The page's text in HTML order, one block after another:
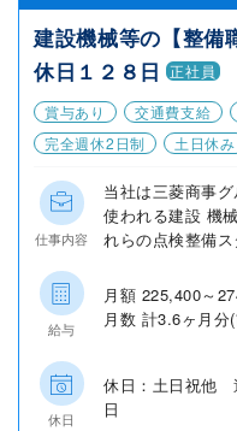
建設機械等の【整備
休日１２８日 正社員
賞与あり
交通費支給
完全週休2日制
土日休み
仕事内容
当社は三菱商事
使われる建設 機
れらの点検整備
給与
月額 225,400
月数 計3.6ヶ月分
休日
休日：土日祝他
日